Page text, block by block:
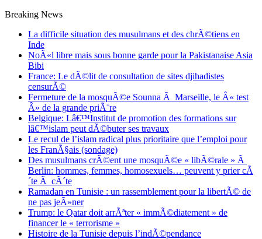
Breaking News
La difficile situation des musulmans et des chrÃ©tiens en
Inde
NoÃ«l libre mais sous bonne garde pour la Pakistanaise Asia
Bibi
France: Le dÃ©lit de consultation de sites djihadistes
censurÃ©
Fermeture de la mosquÃ©e Sounna Ã Marseille, le Â« test
Â» de la grande priÃ¨re
Belgique: Lâ€™Institut de promotion des formations sur
lâ€™islam peut dÃ©buter ses travaux
Le recul de l’islam radical plus prioritaire que l’emploi pour
les FranÃ§ais (sondage)
Des musulmans crÃ©ent une mosquÃ©e « libÃ©rale » Ã
Berlin: hommes, femmes, homosexuels… peuvent y prier cÃ
´te Ã cÃ´te
Ramadan en Tunisie : un rassemblement pour la libertÃ© de
ne pas jeÃ»ner
Trump: le Qatar doit arrÃªter « immÃ©diatement » de
financer le « terrorisme »
Histoire de la Tunisie depuis l’indÃ©pendance